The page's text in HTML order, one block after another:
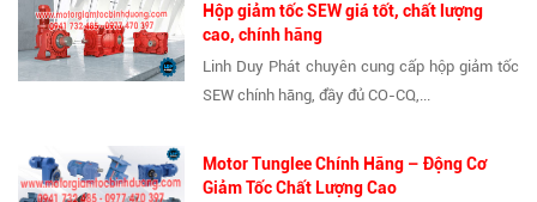
Hộp giảm tốc SEW giá tốt, chất lượng
cao, chính hãng
Linh Duy Phát chuyên cung cấp hộp giảm tốc
SEW chính hãng, đầy đủ CO-CQ,...
Motor Tunglee Chính Hãng – Động Cơ
Giảm Tốc Chất Lượng Cao